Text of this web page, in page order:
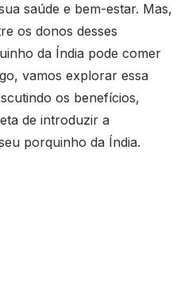
saúde e bem-estar. Mas,
os donos desses
da Índia pode comer
vamos explorar essa
os benefícios,
de introduzir a
porquinho da Índia.